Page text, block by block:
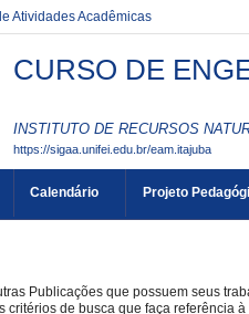
Atividades Acadêmicas
CURSO DE
INSTITUTO DE RECURSOS
https://sigaa.unifei.edu.br/eam.itajuba
Calendário Projeto
Publicações que possuem seus
critérios de busca que faça referência